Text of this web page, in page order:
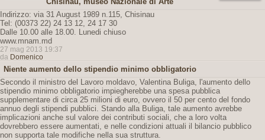
Indirizzo: via 31 August 1989 n.115, Chisinau
Tel: (00373 22) 24 13 12, 24 17 30
Dalle 10.00 alle 18.00. Lunedi chiuso
www.mnam.md
27 mag 2013 19:37
da Domenico
Niente aumento dello stipendio minimo obbligatorio
Secondo il ministro del Lavoro moldavo, Valentina Buliga, l'aumento dello
stipendio minimo obbligatorio impiegherebbe una spesa pubblica
supplementare di circa 25 milioni di euro, ovvero il 50 per cento del fondo
annuo degli stipendi pubblici. Stando alla Buliga, tale aumento avrebbe
implicazioni anche sul valore dei contributi sociali, che a loro volta
dovrebbero essere aumentati, e nelle condizioni attuali il bilancio pubblico
non supporta tale modifiche nella sua struttura.